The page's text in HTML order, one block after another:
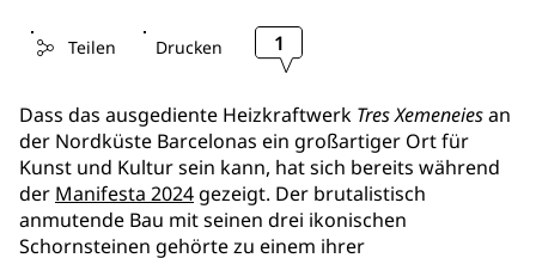
Teilen Drucken 1
Dass das ausgediente Heizkraftwerk Tres Xemeneiesan
der Nordküste Barcelonas ein großartiger Ort für
Kunst und Kultur sein kann, hat sich bereits während
der Manifesta 2024 gezeigt. Der brutalistisch
anmutende Bau mit seinen drei ikonischen
Schornsteinen gehörte zu einem ihrer